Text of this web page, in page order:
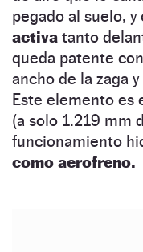
pegado al suelo,
activa tanto
queda patente
ancho de la zaga
Este elemento es
(a solo 1.219 mm
funcionamiento
como aerofreno.